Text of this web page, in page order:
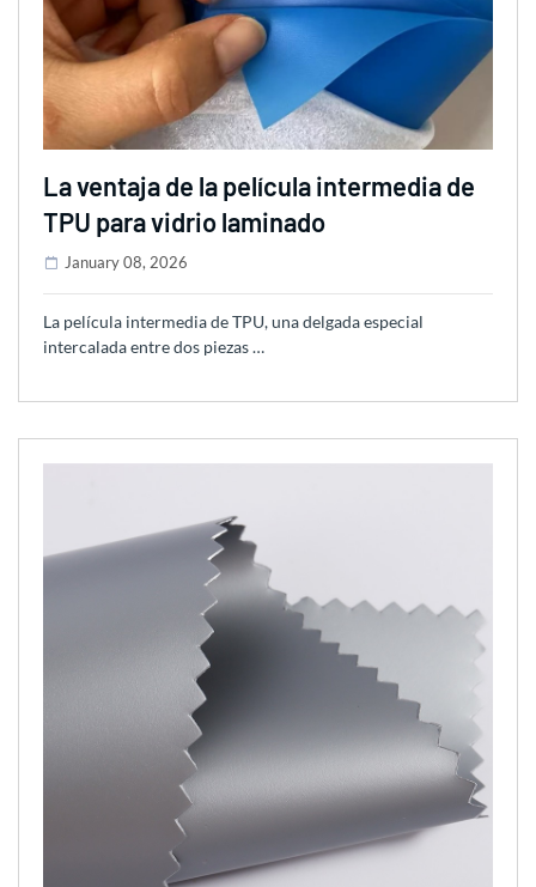
La ventaja de la película intermedia de
TPU para vidrio laminado
January 08, 2026
La película intermedia de TPU, una delgada especial
intercalada entre dos piezas …